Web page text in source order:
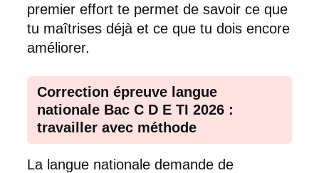
premier effort te permet de savoir ce que
tu maîtrises déjà et ce que tu dois encore
améliorer.
Correction épreuve langue
nationale Bac C D E TI 2026 :
travailler avec méthode
La langue nationale demande de